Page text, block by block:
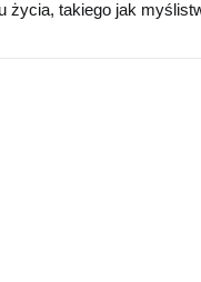
takiego jak